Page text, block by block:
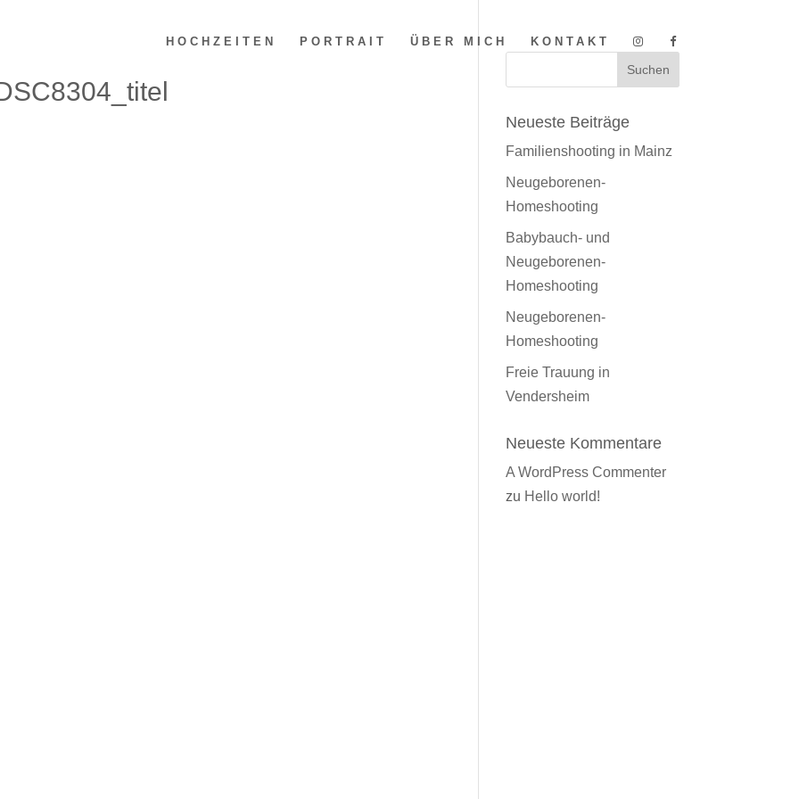
HOCHZEITEN PORTRAIT ÜBER MICH KONTAKT
Neueste Beiträge
Familienshooting in Mainz
Neugeborenen-
Homeshooting
Babybauch- und
Neugeborenen-
Homeshooting
Neugeborenen-
Homeshooting
Freie Trauung in
Vendersheim
Neueste Kommentare
A WordPress Commenter
zu Hello world!